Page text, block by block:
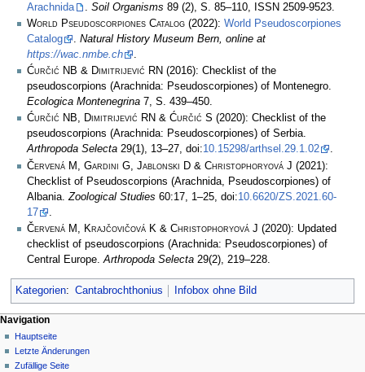
Arachnida
Soil Organisms 89 (2), S. 85–110, ISSN 2509-9523.
World Pseudoscorpiones Catalog (2022): World Pseudoscorpiones
Catalog
Natural History Museum Bern, online at
https://wac.nmbe.ch
Ćurčić NB & Dimitrijević RN (2016): Checklist of the
pseudoscorpions (Arachnida: Pseudoscorpiones) of Montenegro.
Ecologica Montenegrina 7, S. 439–450.
Ćurčić NB, Dimitrijević RN & Ćurčić S (2020): Checklist of the
pseudoscorpions (Arachnida: Pseudoscorpiones) of Serbia.
Arthropoda Selecta 29(1), 13–27, doi:10.15298/arthsel.29.1.02
.
Červená M, Gardini G, Jablonski D & Christophoryová J (2021):
Checklist of Pseudoscorpions (Arachnida, Pseudoscorpiones) of
Albania. Zoological Studies 60:17, 1–25, doi:10.6620/ZS.2021.60-
17
Červená M, Krajčovičová K & Christophoryová J (2020): Updated
checklist of pseudoscorpions (Arachnida: Pseudoscorpiones) of
Central Europe.Arthropoda Selecta 29(2), 219–228.
Kategorien: Cantabrochthonius Infobox ohne Bild
Navigation
Hauptseite
Letzte Änderungen
Zufällige Seite